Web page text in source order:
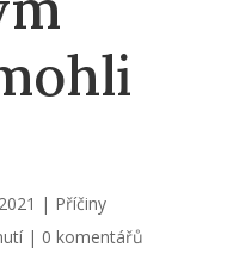
| Příčiny
| 0 komentářů